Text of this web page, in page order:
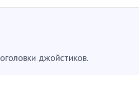
джойстиков.